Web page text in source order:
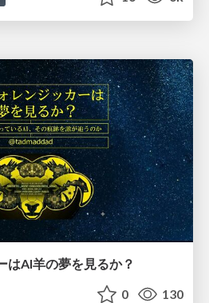
はAI羊の夢を見るか？
0 130